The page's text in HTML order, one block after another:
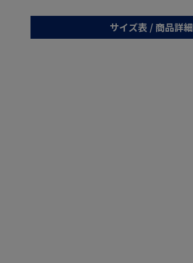
サイズ表 / 商品詳細